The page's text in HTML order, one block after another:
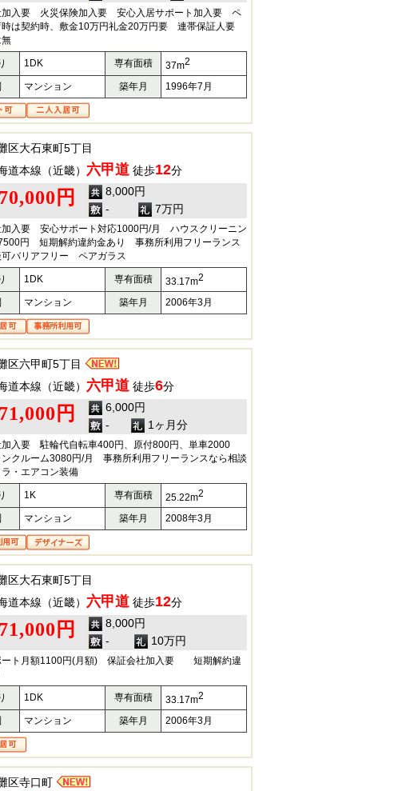
加入要 火災保険加入要 安心入居サポート加入要 ペ
時は契約時、敷金10万円礼金20万円要 連帯保証人要
1DK 専有面積 37m2
マンション 築年月 1996年7月
区大石東町5丁目
道本線（近畿） 六甲道 徒歩12分
円
8,000円
-
7万円
加入要 安心サポート対応1000円/月 ハウスクリーニン
円 短期解約違約金あり 事務所利用フリーランス
可バリアフリー ペアガラス
1DK 専有面積 33.17m2
マンション 築年月 2006年3月
区六甲町5丁目
道本線（近畿） 六甲道 徒歩6分
円
6,000円
-
1ヶ月分
加入要 駐輪代自転車400円、原付800円、単車2000
クルーム3080円/月 事務所利用フリーランスなら相談
・エアコン装備
1K 専有面積 25.22m2
マンション 築年月 2008年3月
区大石東町5丁目
道本線（近畿） 六甲道 徒歩12分
円
8,000円
-
10万円
ート月額1100円(月額) 保証会社加入要 短期解約違
1DK 専有面積 33.17m2
マンション 築年月 2006年3月
区寺口町